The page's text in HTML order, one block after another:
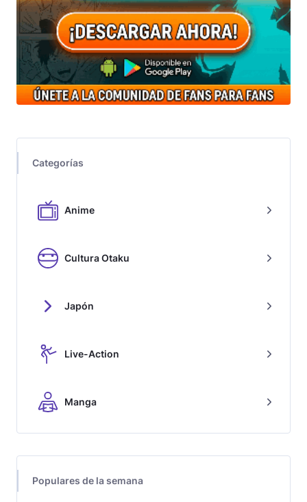
Categorías
Anime
Cultura Otaku
Japón
Live-Action
Manga
Populares de la semana